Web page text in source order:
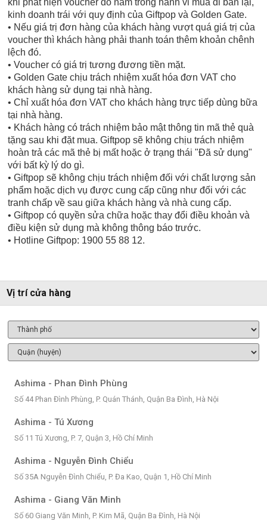
khi phát hiện voucher đó nằm trong hành vi mua đi bán lại,
kinh doanh trái với quy định của Giftpop và Golden Gate.
• Nếu giá trị đơn hàng của khách hàng vượt quá giá trị của
voucher thì khách hàng phải thanh toán thêm khoản chênh
lệch đó.
• Voucher có giá trị tương đương tiền mặt.
• Golden Gate chịu trách nhiệm xuất hóa đơn VAT cho
khách hàng sử dụng tại nhà hàng.
• Chỉ xuất hóa đơn VAT cho khách hàng trực tiếp dùng bữa
tại nhà hàng.
• Khách hàng có trách nhiệm bảo mật thông tin mã thẻ quà
tặng sau khi đặt mua. Giftpop sẽ không chịu trách nhiệm
hoàn trả các mã thẻ bị mất hoặc ở trạng thái "Đã sử dụng"
với bất kỳ lý do gì.
• Giftpop sẽ không chịu trách nhiệm đối với chất lượng sản
phẩm hoặc dịch vụ được cung cấp cũng như đối với các
tranh chấp về sau giữa khách hàng và nhà cung cấp.
• Giftpop có quyền sửa chữa hoặc thay đổi điều khoản và
điều kiện sử dụng mà không thông báo trước.
• Hotline Giftpop: 1900 55 88 12.
Vị trí cửa hàng
Ashima - Phan Đình Phùng
Số 44 Phan Đình Phùng, P. Quán Thánh, Quận Ba Đình, Hà Nội
Ashima - Tú Xương
Số 11 Tú Xương, P. 7, Quận 3, Hồ Chí Minh
Ashima - Nguyễn Đình Chiểu
Số 35A Nguyễn Đình Chiểu, P. Đa Kao, Quận 1, Hồ Chí Minh
Ashima - Giang Văn Minh
Số 60 Giang Văn Minh, P. Kim Mã, Quận Ba Đình, Hà Nội